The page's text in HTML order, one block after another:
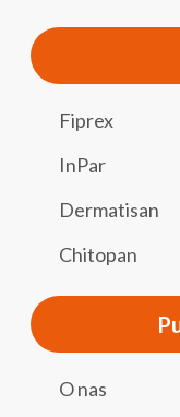
Fiprex
InPar
Dermatisan
Chitopan
O nas